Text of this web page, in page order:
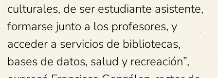
culturales, de ser estudiante asistente,
formarse junto a los profesores, y
acceder a servicios de bibliotecas,
bases de datos, salud y recreación”,